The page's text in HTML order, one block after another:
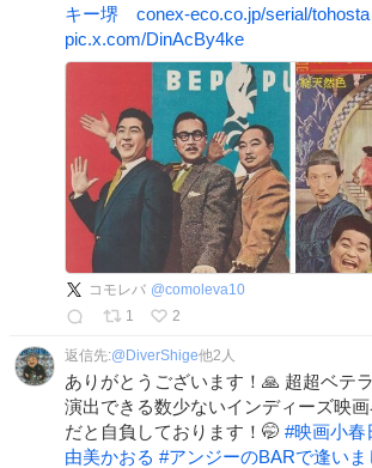
キー堺
conex-eco.co.jp/serial/
pic.x.com/DinAcBy4ke
コモレバ @comoleva10
1
2
返信先:@ DiverShige他2 人
ありがとうございます！🙏 超超ベテ
演出できる数少ないインディーズ映
だと自負しております！🤭 #映画小春
由美かおる #アンジーのBARで逢いま